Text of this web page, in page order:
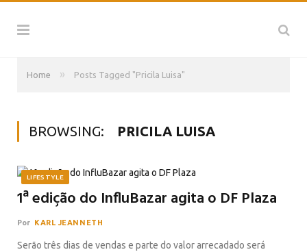
Home » Posts Tagged "Pricila Luisa"
BROWSING: PRICILA LUISA
LIFESTYLE
1ª edição do InfluBazar agita o DF Plaza
Por KARL JEANNETH
Serão três dias de vendas e parte do valor arrecadado será